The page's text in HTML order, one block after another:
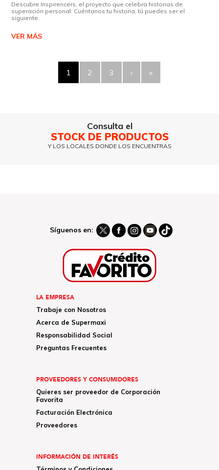
Descubre Inspirencers, el proyecto que celebra historias de
superación personal. Cuéntanos tu historia, tú puedes ser el
siguiente.
VER MÁS
1 2 3 › »
Consulta el
STOCK DE PRODUCTOS
Y LOS LOCALES DONDE LOS ENCUENTRAS
Síguenos en:
LA EMPRESA
Trabaje con Nosotros
Acerca de Supermaxi
Responsabilidad Social
Preguntas Frecuentes
PROVEEDORES Y CONSUMIDORES
Quieres ser proveedor de Corporación
Favorita
Facturación Electrónica
Proveedores
INFORMACIÓN DE INTERÉS